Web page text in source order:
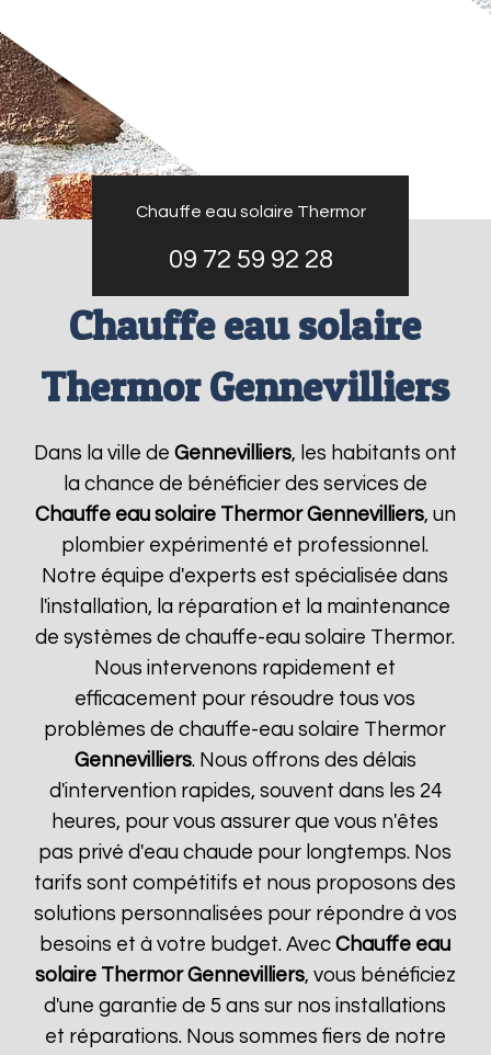
Chauffe eau solaire Thermor
09 72 59 92 28
Chauffe eau solaire
Thermor Gennevilliers
Dans la ville de Gennevilliers, les habitants ont
la chance de bénéficier des services de
Chauffe eau solaire Thermor Gennevilliers, un
plombier expérimenté et professionnel.
Notre équipe d'experts est spécialisée dans
l'installation, la réparation et la maintenance
de systèmes de chauffe-eau solaire Thermor.
Nous intervenons rapidement et
efficacement pour résoudre tous vos
problèmes de chauffe-eau solaire Thermor
Gennevilliers. Nous offrons des délais
d'intervention rapides, souvent dans les 24
heures, pour vous assurer que vous n'êtes
pas privé d'eau chaude pour longtemps. Nos
tarifs sont compétitifs et nous proposons des
solutions personnalisées pour répondre à vos
besoins et à votre budget. AvecChauffe eau
solaire Thermor Gennevilliers, vous bénéficiez
d'une garantie de 5 ans sur nos installations
et réparations. Nous sommes fiers de notre